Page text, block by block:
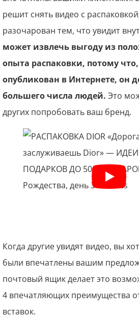
решит снять видео с
разочарован тем, что увидит
может извлечь выгоду из
опыта распаковки, потому
опубликован в Интернете, он
большего числа людей. Это
других попробовать ваш бренд.
Когда другие увидят видео, вы
были впечатлены вашим
почтовый ящик делает это
4 впечатляющих преимущества
вставок.